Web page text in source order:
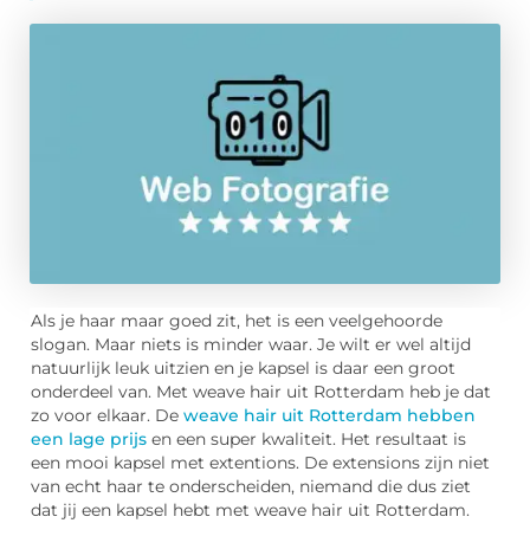
Als je haar maar goed zit, het is een veelgehoorde
slogan. Maar niets is minder waar. Je wilt er wel altijd
natuurlijk leuk uitzien en je kapsel is daar een groot
onderdeel van. Met weave hair uit Rotterdam heb je dat
zo voor elkaar. De weave hair uit Rotterdam hebben
een lage prijs en een super kwaliteit. Het resultaat is
een mooi kapsel met extentions. De extensions zijn niet
van echt haar te onderscheiden, niemand die dus ziet
dat jij een kapsel hebt met weave hair uit Rotterdam.